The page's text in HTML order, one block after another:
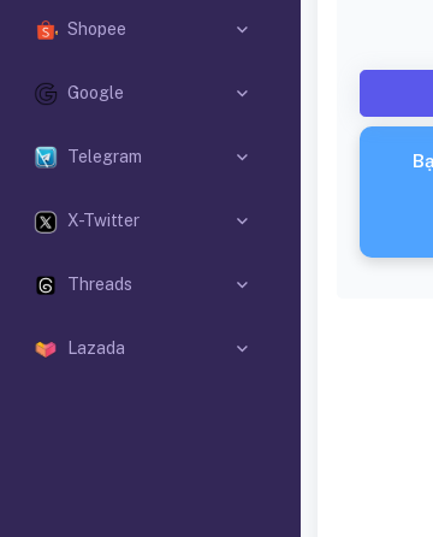
Shopee
Google
Telegram
X-Twitter
Threads
Lazada